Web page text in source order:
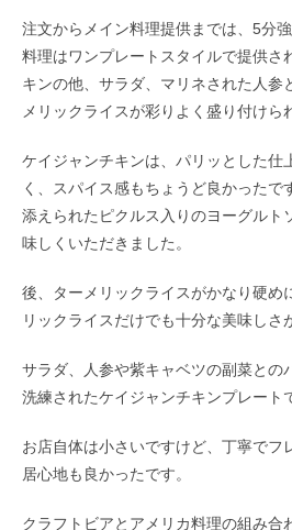
注文からメイン料理提供までは、5分強
料理はワンプレートスタイルで提供さ
キンの他、サラダ、マリネされた人参
メリックライスが彩りよく盛り付けら
ケイジャンチキンは、パリッとした仕
く、スパイス感もちょうど良かったで
添えられたピクルス入りのヨーグルト
味しくいただきました。
後、ターメリックライスがかなり硬め
リックライスだけでも十分な美味しさ
サラダ、人参や紫キャベツの副菜との
洗練されたケイジャンチキンプレート
お店自体は小さいですけど、丁寧でフ
居心地も良かったです。
クラフトビアとアメリカ料理の組み合